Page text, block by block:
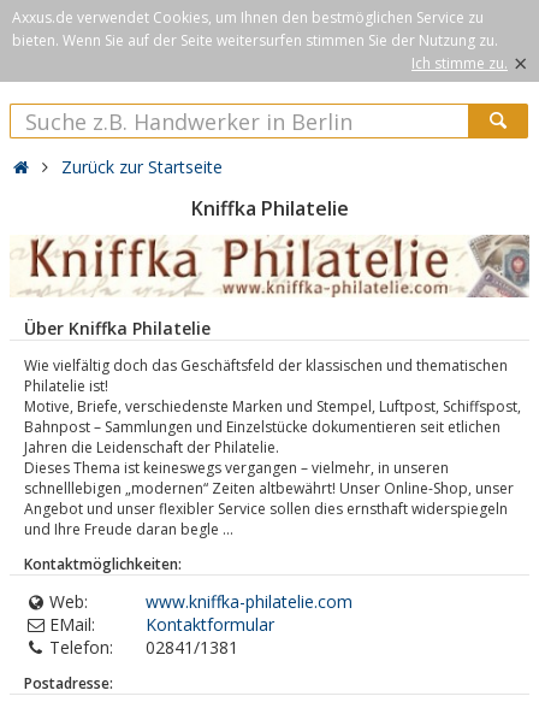
Axxus.de verwendet Cookies, um Ihnen den bestmöglichen Service zu
bieten. Wenn Sie auf der Seite weitersurfen stimmen Sie der Nutzung zu.
Ich stimme zu. ×
Zurück zur Startseite
Kniffka Philatelie
Über Kniffka Philatelie
Wie vielfältig doch das Geschäftsfeld der klassischen und thematischen
Philatelie ist!
Motive, Briefe, verschiedenste Marken und Stempel, Luftpost, Schiffspost,
Bahnpost – Sammlungen und Einzelstücke dokumentieren seit etlichen
Jahren die Leidenschaft der Philatelie.
Dieses Thema ist keineswegs vergangen – vielmehr, in unseren
schnelllebigen „modernen“ Zeiten altbewährt! Unser Online-Shop, unser
Angebot und unser flexibler Service sollen dies ernsthaft widerspiegeln
und Ihre Freude daran begle ...
Kontaktmöglichkeiten:
Web:
www.kniffka-philatelie.com
EMail:
Kontaktformular
Telefon:
02841/1381
Postadresse: